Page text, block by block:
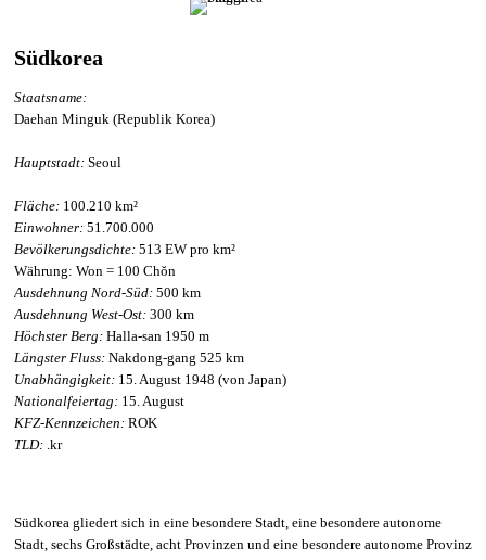
Südkorea
Staatsname:
Daehan Minguk (Republik Korea)
Hauptstadt: Seoul
Fläche: 100.210 km²
Einwohner: 51.700.000
Bevölkerungsdichte: 513 EW pro km²
Währung: Won = 100 Chŏn
Ausdehnung Nord-Süd: 500 km
Ausdehnung West-Ost: 300 km
Höchster Berg: Halla-san 1950 m
Längster Fluss: Nakdong-gang 525 km
Unabhängigkeit: 15. August 1948 (von Japan)
Nationalfeiertag: 15. August
KFZ-Kennzeichen: ROK
TLD: .kr
Südkorea gliedert sich in eine besondere Stadt, eine besondere autonome
Stadt, sechs Großstädte, acht Provinzen und eine besondere autonome Provinz